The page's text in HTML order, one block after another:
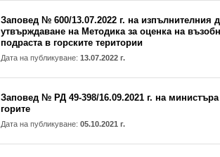
Заповед № 600/13.07.2022 г. на изпълнителния
утвърждаване на Методика за оценка на
подраста в горските територии
Дата на публикуване: 13.07.2022 г.
Заповед № РД 49-398/16.09.2021 г. на
горите
Дата на публикуване: 05.10.2021 г.